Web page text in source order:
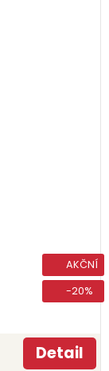
AKČNÍ
-20%
Detail